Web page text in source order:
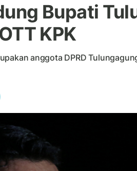
Bupati
KPK
anggota DPRD